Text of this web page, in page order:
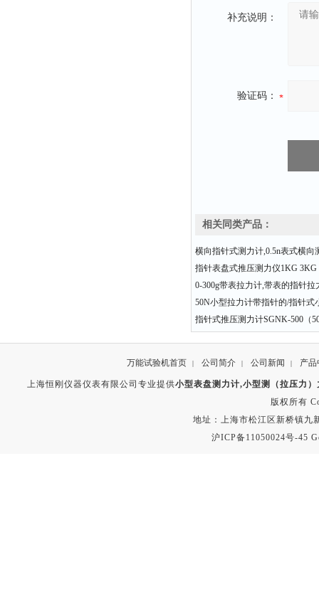
补充说明：
验证码：
相关同类产品：
横向指针式测力计,0.5n表式横向
指针表盘式推压测力仪1KG 3KG
0-300g带表拉力计,带表的指针拉
50N小型拉力计带指针的/指针式
指针式推压测力计SGNK-500（
万能试验机首页 | 公司简介 | 公司新闻 | 产品
上海恒刚仪器仪表有限公司专业提供小型表盘测力计,小型测（拉压力）
版权所有
地址：上海市松江区新桥镇九
沪ICP备11050024号-45